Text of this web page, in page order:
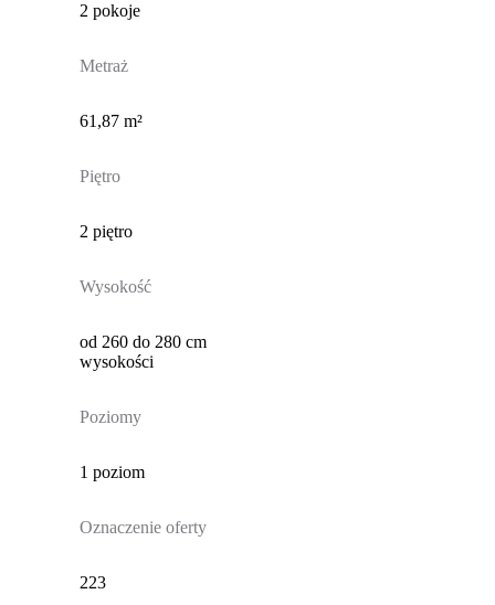
2 pokoje
Metraż
61,87 m²
Piętro
2 piętro
Wysokość
od 260 do 280 cm
wysokości
Poziomy
1 poziom
Oznaczenie oferty
223